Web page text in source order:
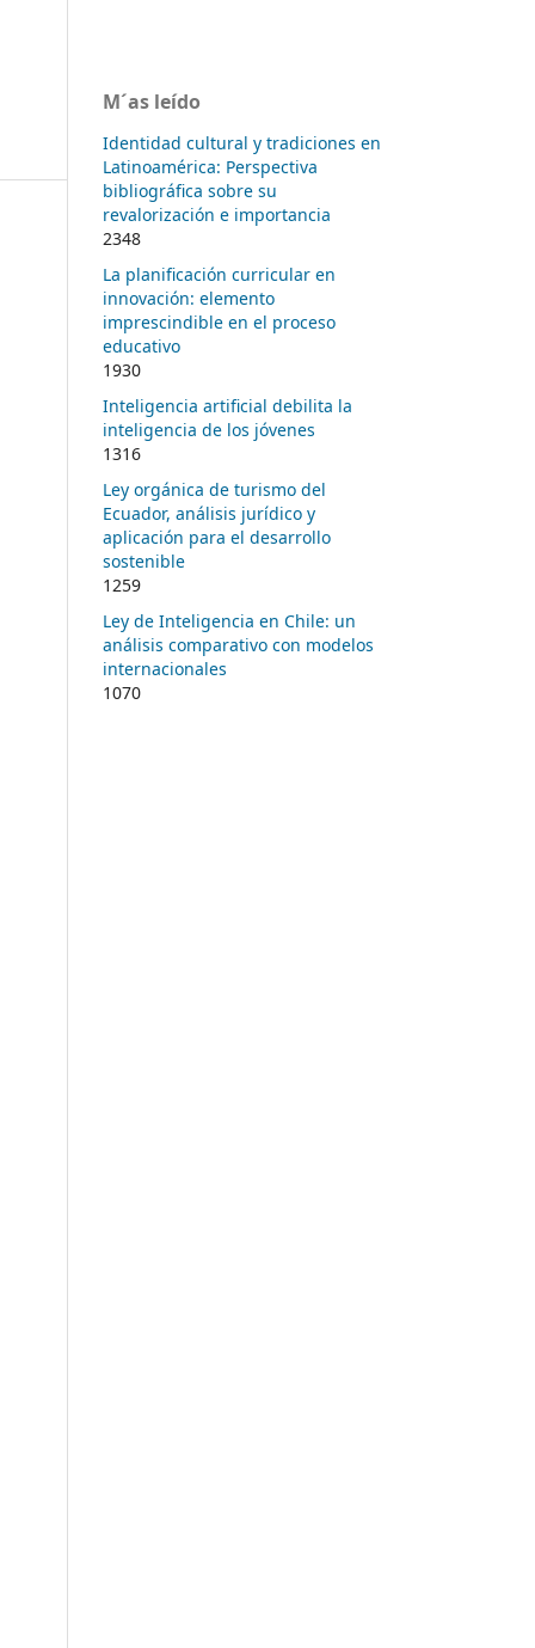
M´as leído
Identidad cultural y tradiciones en
Latinoamérica: Perspectiva
bibliográfica sobre su
revalorización e importancia
2348
La planificación curricular en
innovación: elemento
imprescindible en el proceso
educativo
1930
Inteligencia artificial debilita la
inteligencia de los jóvenes
1316
Ley orgánica de turismo del
Ecuador, análisis jurídico y
aplicación para el desarrollo
sostenible
1259
Ley de Inteligencia en Chile: un
análisis comparativo con modelos
internacionales
1070